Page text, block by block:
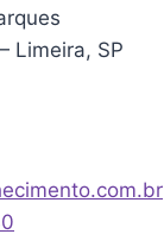
Limeira, SP